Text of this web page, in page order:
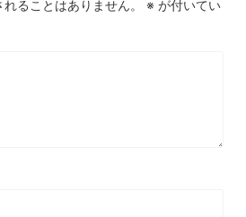
ることはありません。 ※ が付いてい